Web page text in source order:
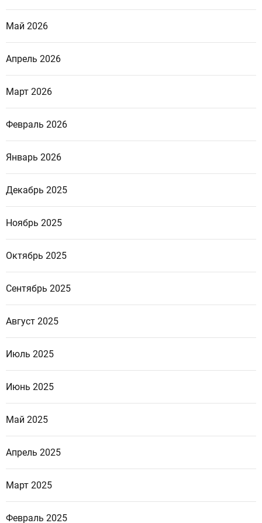
Май 2026
Апрель 2026
Март 2026
Февраль 2026
Январь 2026
Декабрь 2025
Ноябрь 2025
Октябрь 2025
Сентябрь 2025
Август 2025
Июль 2025
Июнь 2025
Май 2025
Апрель 2025
Март 2025
Февраль 2025